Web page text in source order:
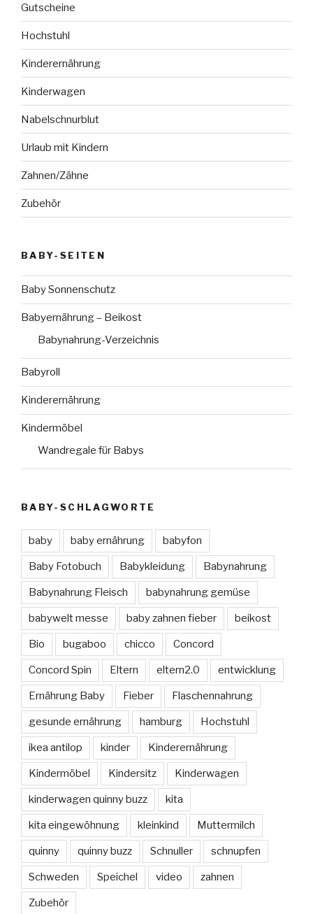
Gutscheine
Hochstuhl
Kinderernährung
Kinderwagen
Nabelschnurblut
Urlaub mit Kindern
Zahnen/Zähne
Zubehör
BABY-SEITEN
Baby Sonnenschutz
Babyernährung – Beikost
Babynahrung-Verzeichnis
Babyroll
Kinderernährung
Kindermöbel
Wandregale für Babys
BABY-SCHLAGWORTE
baby baby ernährung babyfon
Baby Fotobuch Babykleidung Babynahrung
Babynahrung Fleisch babynahrung gemüse
babywelt messe baby zahnen fieber beikost
Bio bugaboo chicco Concord
Concord Spin Eltern eltern2.0 entwicklung
Ernährung Baby Fieber Flaschennahrung
gesunde ernährung hamburg Hochstuhl
ikea antilop kinder Kinderernährung
Kindermöbel Kindersitz Kinderwagen
kinderwagen quinny buzz kita
kita eingewöhnung kleinkind Muttermilch
quinny quinny buzz Schnuller schnupfen
Schweden Speichel video zahnen
Zubehör